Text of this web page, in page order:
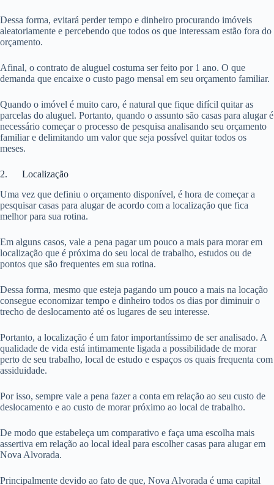
Dessa forma, evitará perder tempo e dinheiro procurando imóveis
aleatoriamente e percebendo que todos os que interessam estão fora do
orçamento.
Afinal, o contrato de aluguel costuma ser feito por 1 ano. O que
demanda que encaixe o custo pago mensal em seu orçamento familiar.
Quando o imóvel é muito caro, é natural que fique difícil quitar as
parcelas do aluguel. Portanto, quando o assunto são casas para alugar é
necessário começar o processo de pesquisa analisando seu orçamento
familiar e delimitando um valor que seja possível quitar todos os
meses.
2. Localização
Uma vez que definiu o orçamento disponível, é hora de começar a
pesquisar casas para alugar de acordo com a localização que fica
melhor para sua rotina.
Em alguns casos, vale a pena pagar um pouco a mais para morar em
localização que é próxima do seu local de trabalho, estudos ou de
pontos que são frequentes em sua rotina.
Dessa forma, mesmo que esteja pagando um pouco a mais na locação
consegue economizar tempo e dinheiro todos os dias por diminuir o
trecho de deslocamento até os lugares de seu interesse.
Portanto, a localização é um fator importantíssimo de ser analisado. A
qualidade de vida está intimamente ligada a possibilidade de morar
perto de seu trabalho, local de estudo e espaços os quais frequenta com
assiduidade.
Por isso, sempre vale a pena fazer a conta em relação ao seu custo de
deslocamento e ao custo de morar próximo ao local de trabalho.
De modo que estabeleça um comparativo e faça uma escolha mais
assertiva em relação ao local ideal para escolher casas para alugar em
Nova Alvorada.
Principalmente devido ao fato de que, Nova Alvorada é uma capital